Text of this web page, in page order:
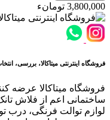
3,800,000 تومانء
فروشگاه اینترنتی میتاکالا، بررسی،
فروشگاه میتاکالا عرضه
ساختمانی اعم از فلاش
لوازم توالت فرنگی، درب